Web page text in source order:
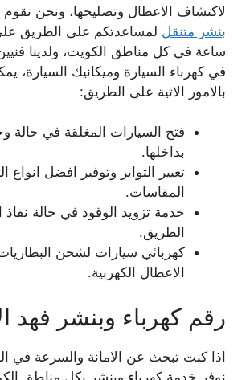
لاكتشاف الاعطال وتصليحها، ونحن
بنشر متنقل
ساعة في كل مناطق الكويت، ولدينا
في كهرباء السيارة وميكانيك السيارة،
بالامور الاتية على الطريق:
فتح السيارات المغلقة في حالة
بداخلها.
تغيير التواير وتوفير افضل انواع
المقاسات.
خدمة تزويد الوقود في حالة نفاذ
الطريق.
كهربائي سيارات لشحن
الاعطال الكهربية.
رقم كهرباء وبنشر فهد
اذا كنت تبحث عن الامانة والسرعة في
نوفر خدمة كهرباء وبنشر بكل مناطق